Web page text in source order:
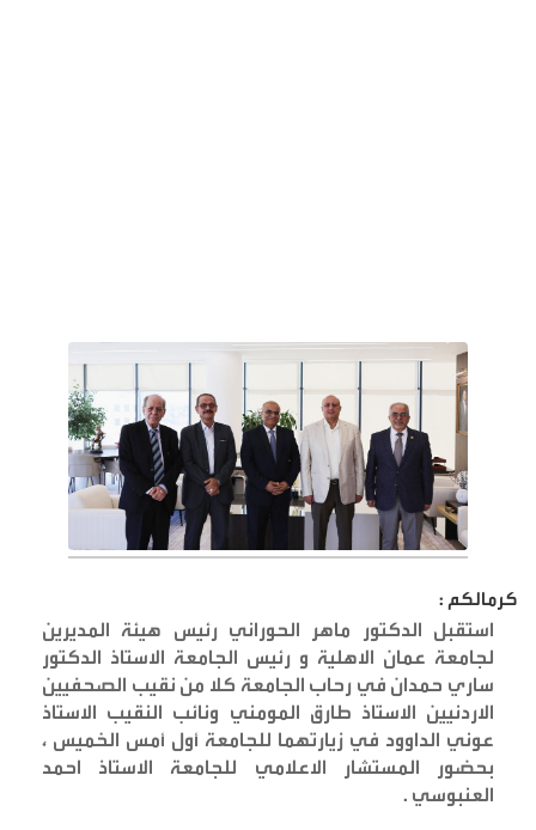
كرمالكم :
استقبل الدكتور ماهر الحوراني رئيس هيئة المديرين
لجامعة عمان الاهلية و رئيس الجامعة الاستاذ الدكتور
ساري حمدان في رحاب الجامعة كلا من نقيب الصحفيين
الاردنيين الاستاذ طارق المومني ونائب النقيب الاستاذ
عوني الداوود في زيارتهما للجامعة أول أمس الخميس ،
بحضور المستشار الاعلامي للجامعة الاستاذ احمد
العنبوسي .